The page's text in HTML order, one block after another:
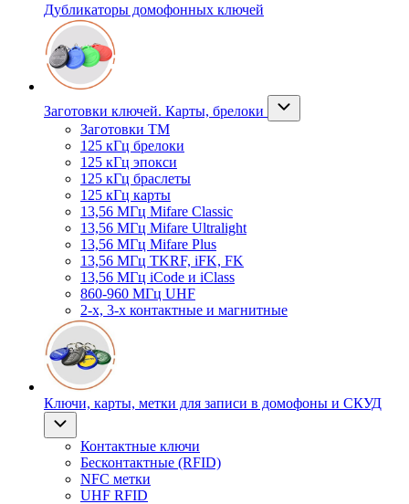
Дубликаторы домофонных ключей
Заготовки ключей. Карты, брелоки
Заготовки ТМ
125 кГц брелоки
125 кГц эпокси
125 кГц браслеты
125 кГц карты
13,56 МГц Mifare Classic
13,56 МГц Mifare Ultralight
13,56 МГц Mifare Plus
13,56 МГц TKRF, iFK, FK
13,56 МГц iCode и iClass
860-960 МГц UHF
2-х, 3-х контактные и магнитные
Ключи, карты, метки для записи в домофоны и СКУД
Контактные ключи
Бесконтактные (RFID)
NFC метки
UHF RFID